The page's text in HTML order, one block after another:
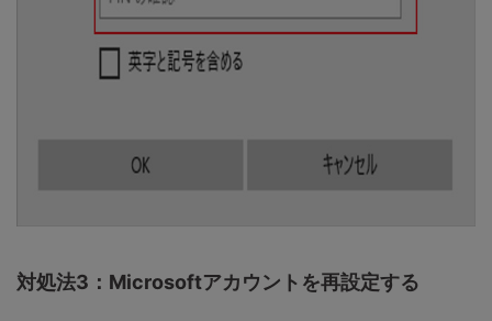
対処法3：Microsoftアカウントを再設定する